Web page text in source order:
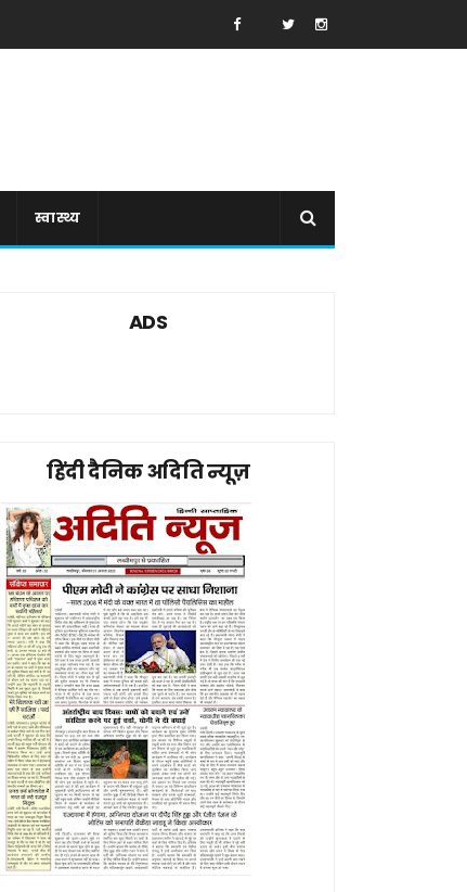
स्वास्थ्य
ADS
हिंदी दैनिक अदिति न्यूज़